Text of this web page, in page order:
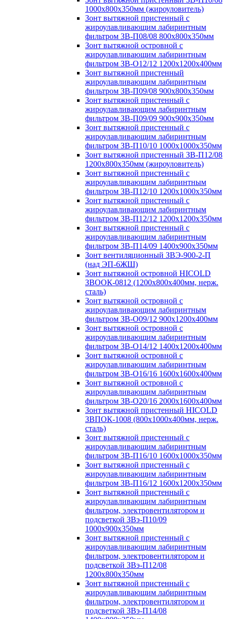
1000х800х350мм (жироуловитель)
Зонт вытяжной пристенный с
жироулавливающим лабиринтным
фильтром ЗВ-П08/08 800х800х350мм
Зонт вытяжной островной с
жироулавливающим лабиринтным
фильтром ЗВ-О12/12 1200х1200х400мм
Зонт вытяжной пристенный
жироулавливающим лабиринтным
фильтром ЗВ-П09/08 900х800х350мм
Зонт вытяжной пристенный с
жироулавливающим лабиринтным
фильтром ЗВ-П09/09 900х900х350мм
Зонт вытяжной пристенный с
жироулавливающим лабиринтным
фильтром ЗВ-П10/10 1000х1000х350мм
Зонт вытяжной пристенный ЗВ-П12/08
1200х800х350мм (жироуловитель)
Зонт вытяжной пристенный с
жироулавливающим лабиринтным
фильтром ЗВ-П12/10 1200х1000х350мм
Зонт вытяжной пристенный с
жироулавливающим лабиринтным
фильтром ЗВ-П12/12 1200х1200х350мм
Зонт вытяжной пристенный с
жироулавливающим лабиринтным
фильтром ЗВ-П14/09 1400х900х350мм
Зонт вентиляционный ЗВЭ-900-2-П
(над ЭП-6ЖШ)
Зонт вытяжной островной HICOLD
ЗВООК-0812 (1200х800x400мм, нерж.
сталь)
Зонт вытяжной островной с
жироулавливающим лабиринтным
фильтром ЗВ-О09/12 900х1200х400мм
Зонт вытяжной островной с
жироулавливающим лабиринтным
фильтром ЗВ-О14/12 1400х1200х400мм
Зонт вытяжной островной с
жироулавливающим лабиринтным
фильтром ЗВ-О16/16 1600х1600х400мм
Зонт вытяжной островной с
жироулавливающим лабиринтным
фильтром ЗВ-О20/16 2000х1600х400мм
Зонт вытяжной пристенный HICOLD
ЗВПОК-1008 (800х1000х400мм, нерж.
сталь)
Зонт вытяжной пристенный с
жироулавливающим лабиринтным
фильтром ЗВ-П16/10 1600х1000х350мм
Зонт вытяжной пристенный с
жироулавливающим лабиринтным
фильтром ЗВ-П16/12 1600х1200х350мм
Зонт вытяжной пристенный с
жироулавливающим лабиринтным
фильтром, электровентилятором и
подсветкой ЗВэ-П10/09
1000х900х350мм
Зонт вытяжной пристенный с
жироулавливающим лабиринтным
фильтром, электровентилятором и
подсветкой ЗВэ-П12/08
1200х800х350мм
Зонт вытяжной пристенный с
жироулавливающим лабиринтным
фильтром, электровентилятором и
подсветкой ЗВэ-П14/08